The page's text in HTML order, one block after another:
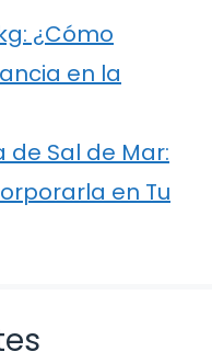
¿Cómo
en la
de Sal de Mar:
en Tu